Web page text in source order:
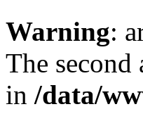
Warning:
The second
in /data/